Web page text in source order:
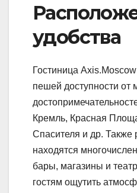
удобства
Гостиница
пешей доступности от
Кремль, Красная
Спасителя и др. Также
находятся
бары, магазины и
гостям ощутить